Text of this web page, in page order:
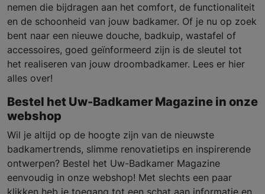
nemen die bijdragen aan het comfort, de functionaliteit
en de schoonheid van jouw badkamer. Of je nu op zoek
bent naar een nieuwe douche, badkuip, wastafel of
accessoires, goed geïnformeerd zijn is de sleutel tot
het realiseren van jouw droombadkamer. Lees er hier
alles over!
Bestel het Uw-Badkamer Magazine in onze
webshop
Wil je altijd op de hoogte zijn van de nieuwste
badkamertrends, slimme renovatietips en inspirerende
ontwerpen? Bestel het Uw-Badkamer Magazine
eenvoudig in onze webshop! Met slechts een paar